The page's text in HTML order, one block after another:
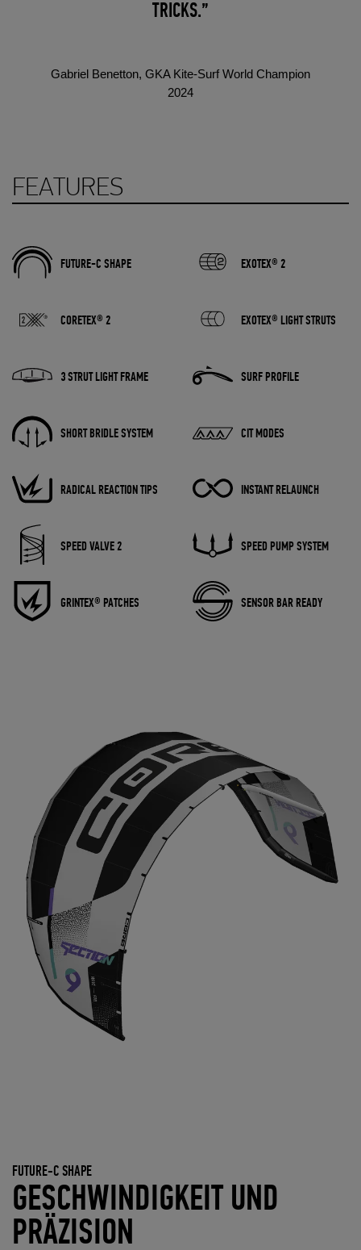
TRICKS.”
Gabriel Benetton, GKA Kite-Surf World Champion
2024
FEATURES
FUTURE-C SHAPE EXOTEX® 2
CORETEX® 2 EXOTEX® LIGHT STRUTS
3 STRUT LIGHT FRAME SURF PROFILE
SHORT BRIDLE SYSTEM CIT MODES
RADICAL REACTION TIPS INSTANT RELAUNCH
SPEED VALVE 2 SPEED PUMP SYSTEM
GRINTEX® PATCHES SENSOR BAR READY
FUTURE-C SHAPE
GESCHWINDIGKEIT UND
PRÄZISION